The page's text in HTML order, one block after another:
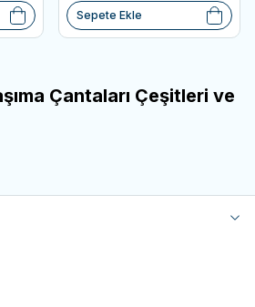
Sepete Ekle
Çantaları Çeşitleri ve